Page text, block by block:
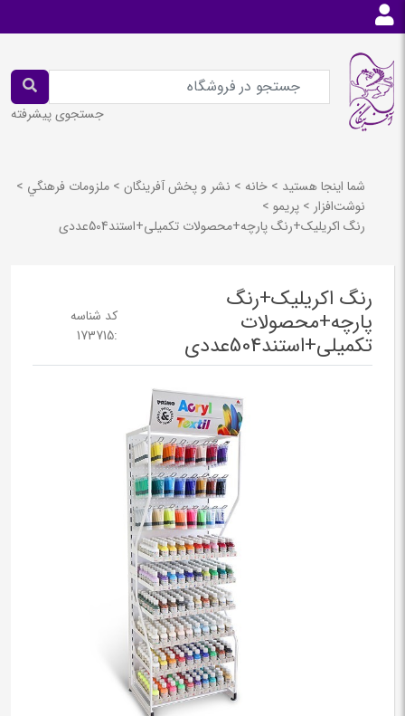
جستجوی پیشرفته
شما اینجا هستید > خانه > نشر و پخش آفرينگان > ملزومات فرهنگي >
نوشت‌افزار > پريمو >
رنگ اکریلیک+رنگ پارچه+محصولات تکمیلی+استند504عددی
رنگ اکریلیک+رنگ
پارچه+محصولات
تکمیلی+استند504عددی
کد شناسه
:
173715